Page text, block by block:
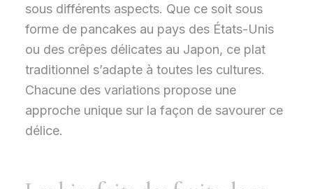
sous différents aspects. Que ce soit sous
forme de pancakes au pays des États-Unis
ou des crêpes délicates au Japon, ce plat
traditionnel s’adapte à toutes les cultures.
Chacune des variations propose une
approche unique sur la façon de savourer ce
délice.